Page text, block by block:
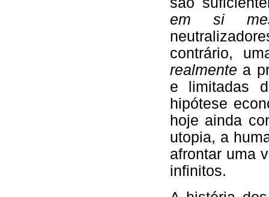
em si
contrário,
realmente a
e limitadas
hipótese
hoje ainda
utopia, a
afrontar uma
infinitos.